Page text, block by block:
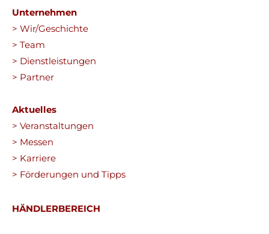
Unternehmen
> Wir/Geschichte
> Team
> Dienstleistungen
> Partner
Aktuelles
> Veranstaltungen
> Messen
> Karriere
> Förderungen und Tipps
HÄNDLERBEREICH